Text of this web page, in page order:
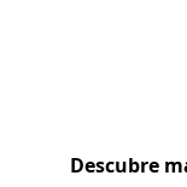
Descubre